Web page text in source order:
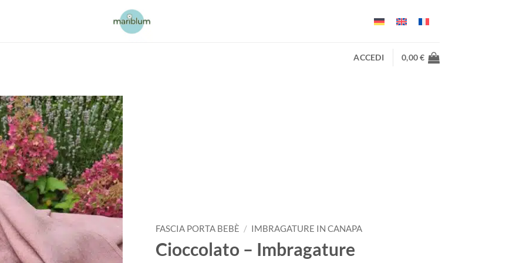
ACCEDI 0,00€
FASCIA PORTA BEBÈ / IMBRAGATURE IN CANAPA
Cioccolato – Imbragature